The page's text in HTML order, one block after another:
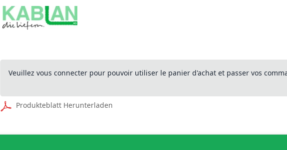
Veuillez vous connecter pour pouvoir utiliser le panier d'achat et passer vos
Produkteblatt Herunterladen